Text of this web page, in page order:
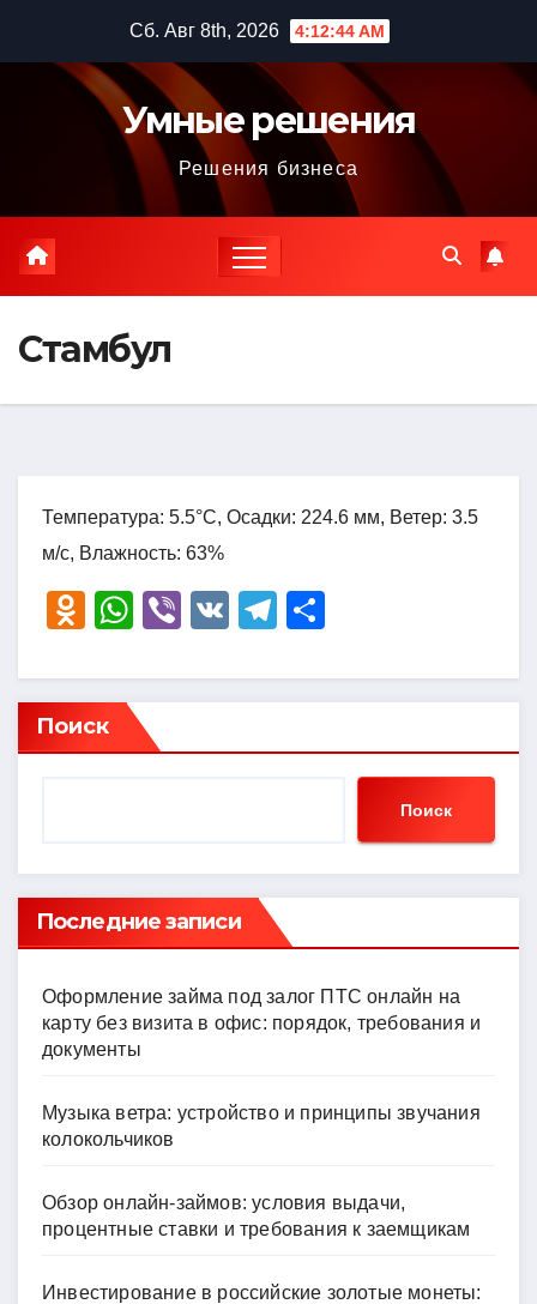
содержимому
Сб. Авг 8th, 2026 4:12:45 AM
Умные решения
Решения бизнеса
Стамбул
Температура: 5.5°C, Осадки: 224.6 мм, Ветер: 3.5
м/с, Влажность: 63%
O
n
o
kl
ni
ki
W
at
s
A
Vi
er
V
T
e
a
р
в
ть
Поиск
Поиск
Последние записи
Оформление займа под залог ПТС онлайн на
карту без визита в офис: порядок, требования и
документы
Музыка ветра: устройство и принципы звучания
колокольчиков
Обзор онлайн-займов: условия выдачи,
процентные ставки и требования к заемщикам
Инвестирование в российские золотые монеты: